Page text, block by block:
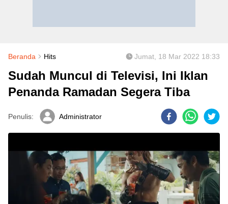
Beranda Hits Jumat, 18 Mar 2022 18:33
Sudah Muncul di Televisi, Ini Iklan
Penanda Ramadan Segera Tiba
Penulis: Administrator